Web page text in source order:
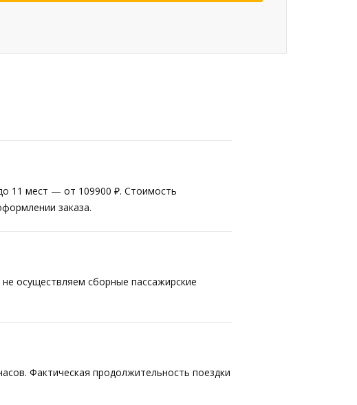
11 мест — от 109900 ₽. Стоимость
заказа.
осуществляем сборные пассажирские
Фактическая продолжительность поездки